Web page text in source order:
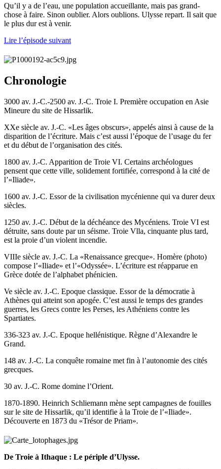
Qu’il y a de l’eau, une population accueillante, mais pas grand-
chose à faire. Sinon oublier. Alors oublions. Ulysse repart. Il sait que
le plus dur est à venir.
Lire l’épisode suivant
Chronologie
3000 av. J.-C.-2500 av. J.-C. Troie I. Première occupation en Asie
Mineure du site de Hissarlik.
XXe siècle av. J.-C. «Les âges obscurs», appelés ainsi à cause de la
disparition de l’écriture. Mais c’est aussi l’époque de l’usage du fer
et du début de l’organisation des cités.
1800 av. J.-C. Apparition de Troie VI. Certains archéologues
pensent que cette ville, solidement fortifiée, correspond à la cité de
l’«Iliade».
1600 av. J.-C. Essor de la civilisation mycénienne qui va durer deux
siècles.
1250 av. J.-C. Début de la déchéance des Mycéniens. Troie VI est
détruite, sans doute par un séisme. Troie Vlla, cinquante plus tard,
est la proie d’un violent incendie.
VIIIe siècle av. J.-C. La «Renaissance grecque». Homère (photo)
compose l’«Iliade» et l’«Odyssée». L’écriture est réapparue en
Grèce dotée de l’alphabet phénicien.
Ve siècle av. J.-C. Epoque classique. Essor de la démocratie à
Athènes qui atteint son apogée. C’est aussi le temps des grandes
guerres, les Grecs contre les Perses, les Athéniens contre les
Spartiates.
336-323 av. J.-C. Epoque hellénistique. Règne d’Alexandre le
Grand.
148 av. J.-C. La conquête romaine met fin à l’autonomie des cités
grecques.
30 av. J.-C. Rome domine l’Orient.
1870-1890. Heinrich Schliemann mène sept campagnes de fouilles
sur le site de Hissarlik, qu’il identifie à la Troie de l’«Iliade».
Découverte en 1873 du «Trésor de Priam».
De Troie à Ithaque : Le périple d’Ulysse.